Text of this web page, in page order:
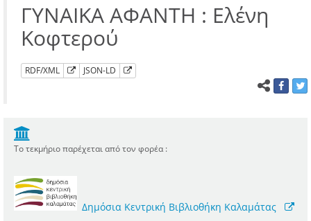
ΓΥΝΑΙΚΑ ΑΦΑΝΤΗ : Ελένη
Κοφτερού
RDF/XML JSON-LD
Το τεκμήριο παρέχεται από τον φορέα :
Δημόσια Κεντρική Βιβλιοθήκη Καλαμάτας